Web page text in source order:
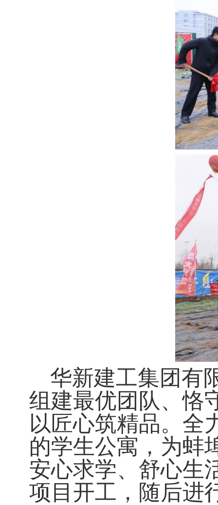
华新建工集团有
组建最优团队、恪
以匠心筑精品。全
的学生公寓，为蚌
安心求学、舒心生
项目开工，随后进